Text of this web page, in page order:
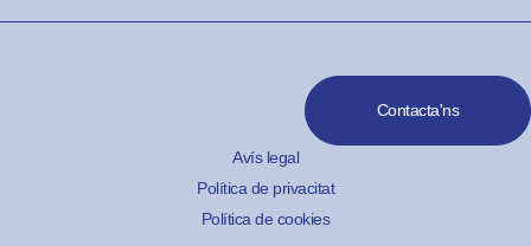
Contacta'ns
Avís legal
Política de privacitat
Política de cookies